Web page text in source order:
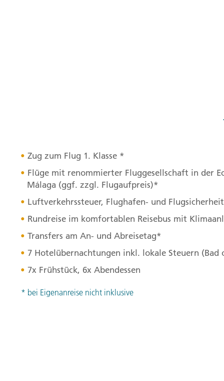
Zug zum Flug 1. Klasse *
Flüge mit renommierter Fluggesellschaft in der
Málaga (ggf. zzgl. Flugaufpreis)*
Luftverkehrssteuer, Flughafen- und
Rundreise im komfortablen Reisebus mit
Transfers am An- und Abreisetag*
7 Hotelübernachtungen inkl. lokale Steuern (Bad
7x Frühstück, 6x Abendessen
* bei Eigenanreise nicht inklusive